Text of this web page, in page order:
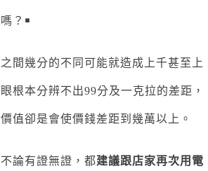
？￭
間幾分的不同可能就造成上千甚至上
根本分辨不出99分及一克拉的差距，
值卻是會使價錢差距到幾萬以上。
論有證無證，都建議跟店家再次用電